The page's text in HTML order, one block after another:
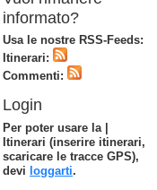
informato?
Usa le nostre RSS-Feeds:
Itinerari:
Commenti:
Login
Per poter usare la |
Itinerari (inserire itinerari,
scaricare le tracce GPS),
devi loggarti.